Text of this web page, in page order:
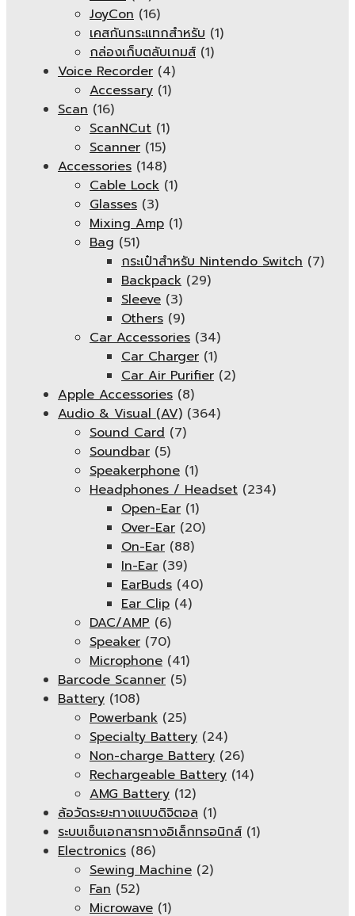
JoyCon (16)
เคสกันกระแทกสำหรับ (1)
กล่องเก็บตลับเกมส์ (1)
Voice Recorder (4)
Accessary (1)
Scan (16)
ScanNCut (1)
Scanner (15)
Accessories (148)
Cable Lock (1)
Glasses (3)
Mixing Amp (1)
Bag (51)
กระเป๋าสำหรับ Nintendo Switch (7)
Backpack (29)
Sleeve (3)
Others (9)
Car Accessories (34)
Car Charger (1)
Car Air Purifier (2)
Apple Accessories (8)
Audio & Visual (AV) (364)
Sound Card (7)
Soundbar (5)
Speakerphone (1)
Headphones / Headset (234)
Open-Ear (1)
Over-Ear (20)
On-Ear (88)
In-Ear (39)
EarBuds (40)
Ear Clip (4)
DAC/AMP (6)
Speaker (70)
Microphone (41)
Barcode Scanner (5)
Battery (108)
Powerbank (25)
Specialty Battery (24)
Non-charge Battery (26)
Rechargeable Battery (14)
AMG Battery (12)
ล้อวัดระยะทางแบบดิจิตอล (1)
ระบบเซ็นเอกสารทางอิเล็กทรอนิกส์ (1)
Electronics (86)
Sewing Machine (2)
Fan (52)
Microwave (1)